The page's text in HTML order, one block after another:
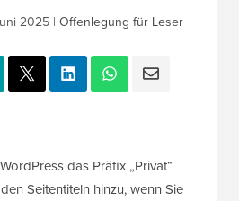
2025 | Offenlegung für Leser
das Präfix „Privat“
Seitentiteln hinzu, wenn Sie